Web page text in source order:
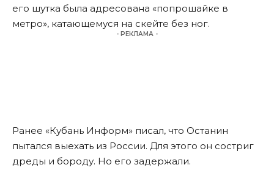
его шутка была адресована «попрошайке в
метро», катающемуся на скейте без ног.
- РЕКЛАМА -
Ранее «Кубань Информ» писал, что Останин
пытался выехать из России. Для этого он состриг
дреды и бороду. Но его задержали.